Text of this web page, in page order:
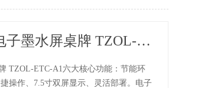
东微TENDZONE 电子墨水屏桌牌 TZOL-ETC-A1
TZOL-ETC-A1六大核心功能：节能环
操作、7.5寸双屏显示、灵活部署。电子